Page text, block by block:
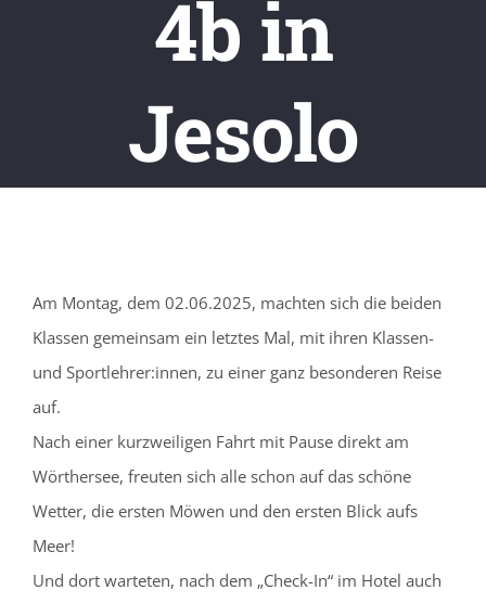
4b in
Jesolo
Am Montag, dem 02.06.2025, machten sich die beiden
Klassen gemeinsam ein letztes Mal, mit ihren Klassen-
und Sportlehrer:innen, zu einer ganz besonderen Reise
auf.
Nach einer kurzweiligen Fahrt mit Pause direkt am
Wörthersee, freuten sich alle schon auf das schöne
Wetter, die ersten Möwen und den ersten Blick aufs
Meer!
Und dort warteten, nach dem „Check-In“ im Hotel auch